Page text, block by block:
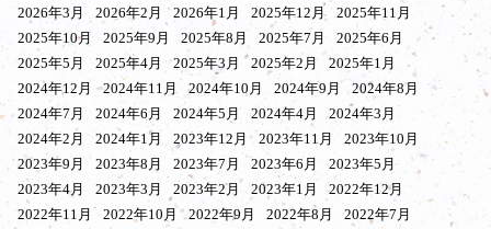
2026年3月
2026年2月 2026年1月 2025年12月
2025年11月
2025年10月
2025年9月 2025年8月 2025年7月
2025年6月
2025年5月
2025年4月 2025年3月 2025年2月
2025年1月
2024年12月
2024年11月 2024年10月 2024年9月
2024年8月
2024年7月
2024年6月 2024年5月 2024年4月
2024年3月
2024年2月
2024年1月 2023年12月 2023年11月
2023年10月
2023年9月
2023年8月 2023年7月 2023年6月
2023年5月
2023年4月
2023年3月 2023年2月 2023年1月
2022年12月
2022年11月
2022年10月 2022年9月 2022年8月
2022年7月